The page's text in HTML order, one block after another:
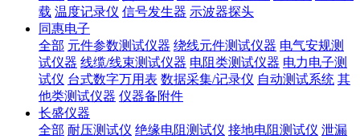
载 温度记录仪 信号发生器 示波器探头
同惠电子
全部 元件参数测试仪器 绕线元件测试仪器 电气安规测
试仪器 线缆/线束测试仪器 电阻类测试仪器 电力电子测
试仪 台式数字万用表 数据采集/记录仪 自动测试系统 其
他类测试仪器 仪器备附件
长盛仪器
全部 耐压测试仪 绝缘电阻测试仪 接地电阻测试仪 泄漏